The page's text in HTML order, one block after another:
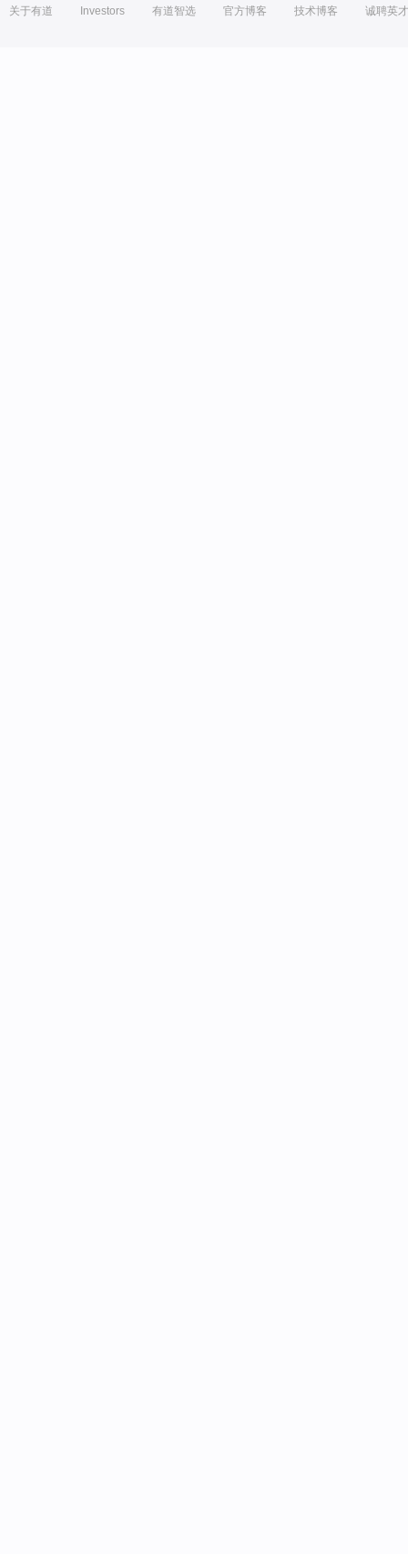
关于有道 Investors 有道智选 官方博客 技术博客 诚聘英才